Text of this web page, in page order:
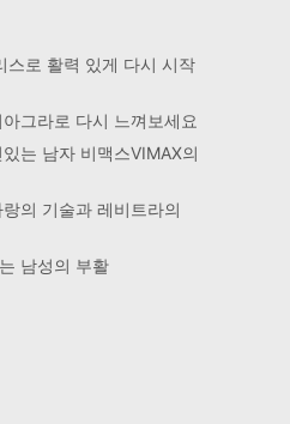
스로 활력 있게 다시 시작
그라로 다시 느껴보세요
는 남자 비맥스VIMAX의
의 기술과 레비트라의
남성의 부활